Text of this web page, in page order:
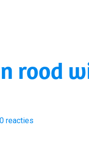
rood
0 reacties